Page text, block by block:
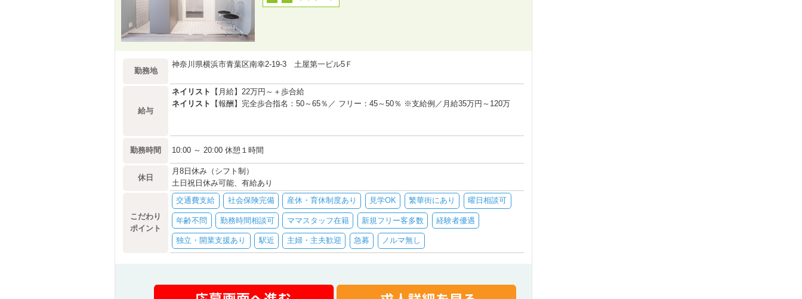
勤務地
神奈川県横浜市青葉区南幸2-19-3 土屋第一ビル5Ｆ
給与
ネイリスト
【月給】22万円～＋歩合給
ネイリスト
【報酬】完全歩合指名：50～65％／ フリー：45～50％ ※支給例／月給35万円～120万
勤務時間 10:00 ～ 20:00 休憩１時間
休日
月8日休み（シフト制）
土日祝日休み可能、有給あり
こだわり
ポイント
交通費支給 社会保険完備 産休・育休制度あり 見学OK 繁華街にあり 曜日相談可
年齢不問 勤務時間相談可 ママスタッフ在籍 新規フリー客多数 経験者優遇
独立・開業支援あり 駅近 主婦・主夫歓迎 急募 ノルマ無し